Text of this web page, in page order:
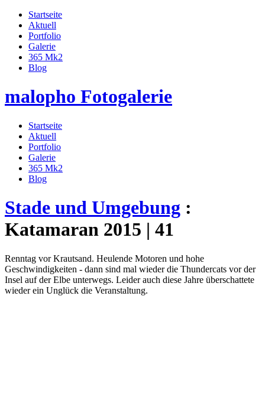
Startseite
Aktuell
Portfolio
Galerie
365 Mk2
Blog
malopho Fotogalerie
Startseite
Aktuell
Portfolio
Galerie
365 Mk2
Blog
Stade und Umgebung :
Katamaran 2015 | 41
Renntag vor Krautsand. Heulende Motoren und hohe
Geschwindigkeiten - dann sind mal wieder die Thundercats vor der
Insel auf der Elbe unterwegs. Leider auch diese Jahre überschattete
wieder ein Unglück die Veranstaltung.